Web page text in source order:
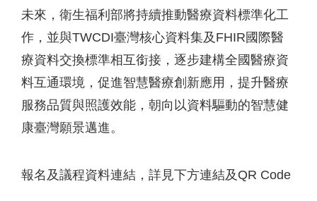
未來，衛生福利部將持續推動醫療資料標準化工
作，並與TWCDI臺灣核心資料集及FHIR國際醫
療資料交換標準相互銜接，逐步建構全國醫療資
料互通環境，促進智慧醫療創新應用，提升醫療
服務品質與照護效能，朝向以資料驅動的智慧健
康臺灣願景邁進。
報名及議程資料連結，詳見下方連結及QR Code